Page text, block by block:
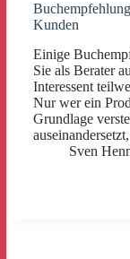
Kunden
Einige
Sie als Berater
Interessent
Nur wer ein
Grundlage
Sven